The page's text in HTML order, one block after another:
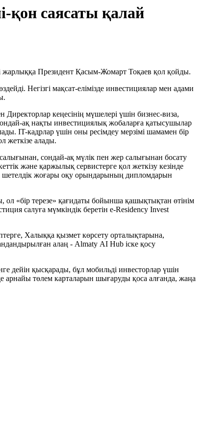
қон саясаты қалай
жарлыққа Президент Қасым-Жомарт Тоқаев қол қойды.
Негізгі мақсат-елімізде инвестициялар мен адами
кеңесінің мүшелері үшін бизнес-виза,
ақ нақты инвестициялық жобаларға қатысушылар
IT-кадрлар үшін оны ресімдеу мерзімі шамамен бір
жеткізе алады.
сондай-ақ мүлік пен жер салығынан босату
және қаржылық сервистерге қол жеткізу кезінде
шетелдік жоғары оқу орындарының дипломдарын
«бір терезе» қағидаты бойынша қашықтықтан өтінім
салуға мүмкіндік беретін e-Residency Invest
Халыққа қызмет көрсету орталықтарына,
алаң - Almaty АІ Hub іске қосу
дейін қысқарады, бұл мобильді инвесторлар үшін
арнайы төлем карталарын шығаруды қоса алғанда, жаңа